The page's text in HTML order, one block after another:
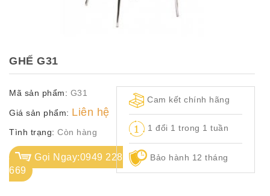
MÃ
CH.
SÁCH
Q.
ĐỊNH
GHẾ G31
Mã sản phẩm: G31
Giá sản phẩm: Liên hệ
Tình trạng: Còn hàng
Gọi Ngay:0949 228
669
Cam kết chính hãng
1 đổi 1 trong 1 tuần
Bảo hành 12 tháng